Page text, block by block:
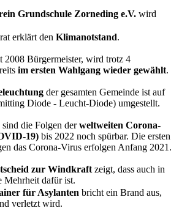
Grundschule Zorneding e.V. wird
erklärt den Klimanotstand.
2008 Bürgermeister, wird trotz 4
im ersten Wahlgang wieder gewählt.
der gesamten Gemeinde ist auf
Diode - Leucht-Diode) umgestellt.
die Folgen derweltweiten Corona-
19) bis 2022 noch spürbar. Die ersten
das Corona-Virus erfolgen Anfang 2021.
zur Windkraft zeigt, dass auch in
Mehrheit dafür ist.
für Asylanten bricht ein Brand aus,
verletzt wird.